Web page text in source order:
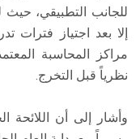
للجانب التطبيقي،
إلا بعد اجتياز فترات
مراكز المحاسبة
نظرياً قبل التخرج.
وأشار إلى أن اللائحة